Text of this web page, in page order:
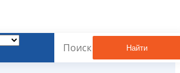
Найти